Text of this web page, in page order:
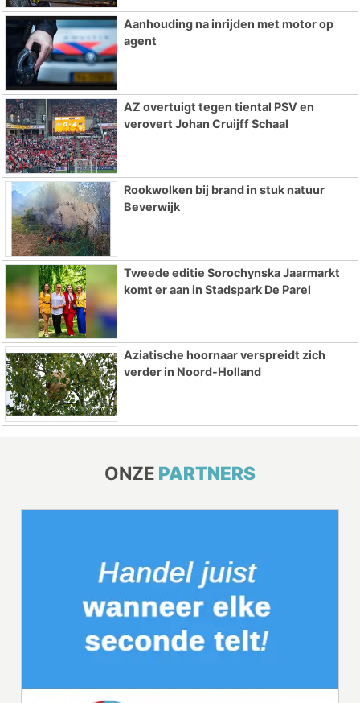
Aanhouding na inrijden met motor op
agent
AZ overtuigt tegen tiental PSV en
verovert Johan Cruijff Schaal
Rookwolken bij brand in stuk natuur
Beverwijk
Tweede editie Sorochynska Jaarmarkt
komt er aan in Stadspark De Parel
Aziatische hoornaar verspreidt zich
verder in Noord-Holland
ONZE PARTNERS